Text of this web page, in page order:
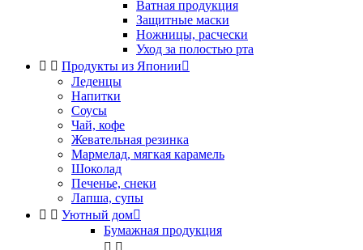
Ватная продукция
Защитные маски
Ножницы, расчески
Уход за полостью рта
  Продукты из Японии
Леденцы
Напитки
Соусы
Чай, кофе
Жевательная резинка
Мармелад, мягкая карамель
Шоколад
Печенье, снеки
Лапша, супы
  Уютный дом
Бумажная продукция
 